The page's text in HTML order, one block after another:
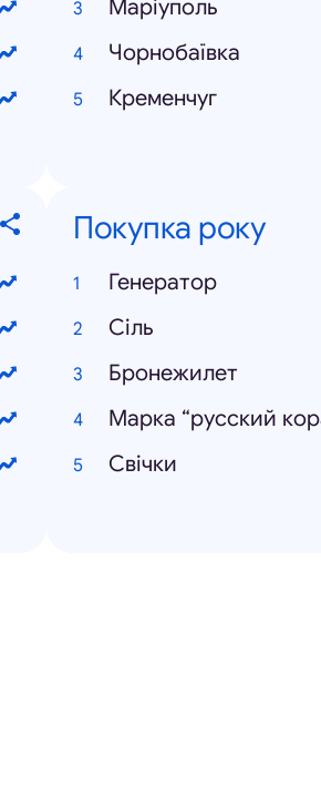
Маріуполь
Чорнобаївка
Кременчуг
Покупка року
Генератор
Сіль
Бронежилет
Марка “русский
Свічки